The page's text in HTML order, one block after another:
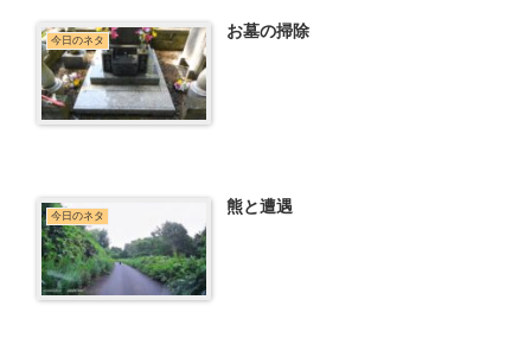
今日のネタ お墓の掃除
今日のネタ 熊と遭遇